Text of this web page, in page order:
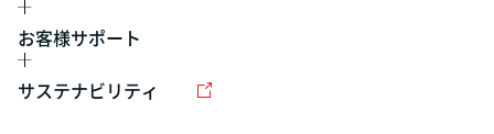
お客様サポート
サステナビリティ